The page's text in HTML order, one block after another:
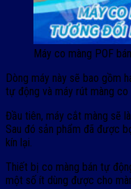
Máy co màng POF
Dòng máy này sẽ bao gồm
tự động và máy rút màng co
Đầu tiên, máy cắt màng sẽ
Sau đó sản phẩm đã được
kín lại.
Thiết bị co màng bán tự
một số ít dùng được cho